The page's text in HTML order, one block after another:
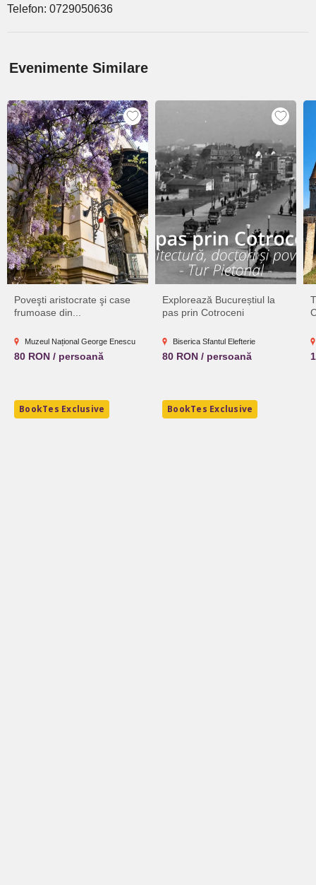
Telefon: 0729050636
Evenimente Similare
Poveşti aristocrate şi case
frumoase din...
Muzeul Național George Enescu
80 RON / persoană
BookTes Exclusive
Explorează Bucureștiul la
pas prin Cotroceni
Biserica Sfantul Elefterie
80 RON / persoană
BookTes Exclusive